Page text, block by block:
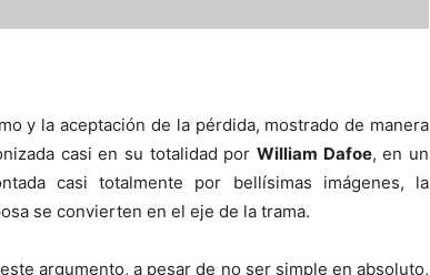
y la aceptación de la pérdida, mostrado de manera
casi en su totalidad porWilliam Dafoe, en un
casi totalmente por bellísimas imágenes, la
se convierten en el eje de la trama.
argumento, a pesar de no ser simple en absoluto,